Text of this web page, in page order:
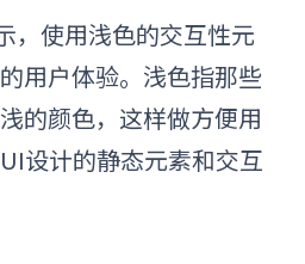
，使用浅色的交互性元
用户体验。 浅色指那些
的颜色， 这样做方便用
设计的静态元素和交互